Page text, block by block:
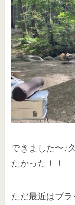
できました〜♪
たかった！！
ただ最近はブ